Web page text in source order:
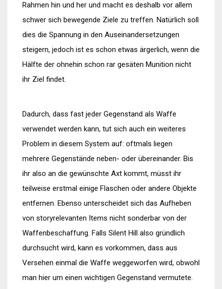
Rahmen hin und her und macht es deshalb vor allem
schwer sich bewegende Ziele zu treffen. Natürlich soll
dies die Spannung in den Auseinandersetzungen
steigern, jedoch ist es schon etwas ärgerlich, wenn die
Hälfte der ohnehin schon rar gesäten Munition nicht
ihr Ziel findet.
Dadurch, dass fast jeder Gegenstand als Waffe
verwendet werden kann, tut sich auch ein weiteres
Problem in diesem System auf: oftmals liegen
mehrere Gegenstände neben- oder übereinander. Bis
ihr also an die gewünschte Axt kommt, müsst ihr
teilweise erstmal einige Flaschen oder andere Objekte
entfernen. Ebenso unterscheidet sich das Aufheben
von storyrelevanten Items nicht sonderbar von der
Waffenbeschaffung. Falls Silent Hill also gründlich
durchsucht wird, kann es vorkommen, dass aus
Versehen einmal die Waffe weggeworfen wird, obwohl
man hier um einen wichtigen Gegenstand vermutete.